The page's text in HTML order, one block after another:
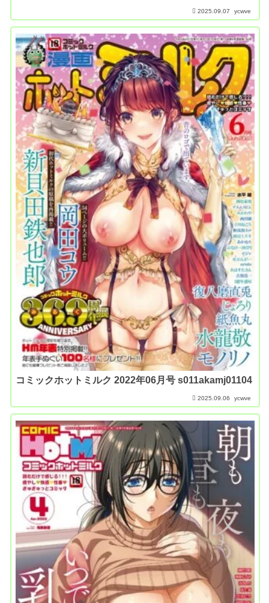
2025.09.07 ycwve
コミックホットミルク 2022年06月号 s011akamj01104
2025.09.06 ycwve